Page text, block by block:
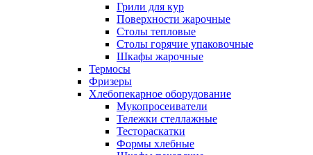
Грили для кур
Поверхности жарочные
Столы тепловые
Столы горячие упаковочные
Шкафы жарочные
Термосы
Фризеры
Хлебопекарное оборудование
Мукопросеиватели
Тележки стеллажные
Тестораскатки
Формы хлебные